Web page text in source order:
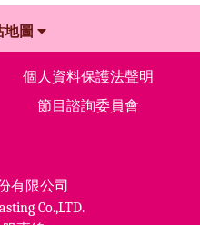
地圖
個人資料保護法聲明
節目諮詢委員會
有限公司
Co.,LTD.